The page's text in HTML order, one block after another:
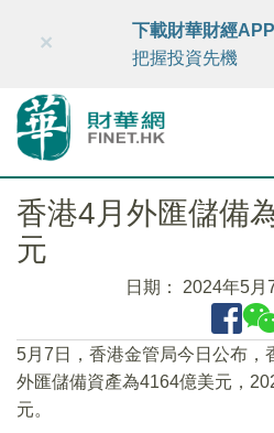
財華智庫網 FINTV
×
下載財華財經APP
把握投資先機
香港4月外匯儲備
元
日期： 2024年5月
5月7日，香港金管局今日公布，
外匯儲備資產為4164億美元，
元。